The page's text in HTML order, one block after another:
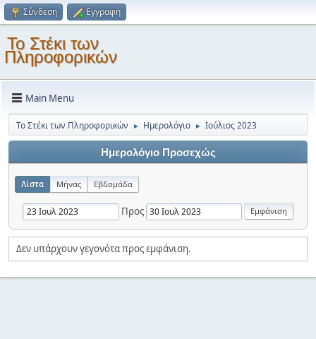
Σύνδεση Εγγραφή
Το Στέκι των
Πληροφορικών
Main Menu
Το Στέκι των Πληροφορικών ► Ημερολόγιο ► Ιούλιος 2023
Ημερολόγιο Προσεχώς
Λίστα Μήνας Εβδομάδα
Προς
Δεν υπάρχουν γεγονότα προς εμφάνιση.